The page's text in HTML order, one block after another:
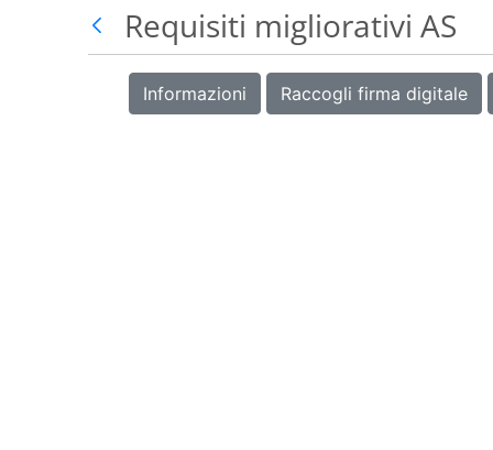
Indietro
Requisiti migliorativi AS
Informazioni Raccogli firma digitale